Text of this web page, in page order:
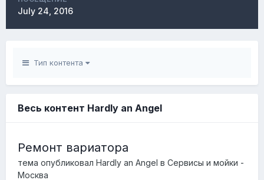
July 24, 2016
Тип контента
Весь контент Hardly an Angel
Ремонт вариатора
тема опубликовал Hardly an Angel в Сервисы и мойки -
Москва